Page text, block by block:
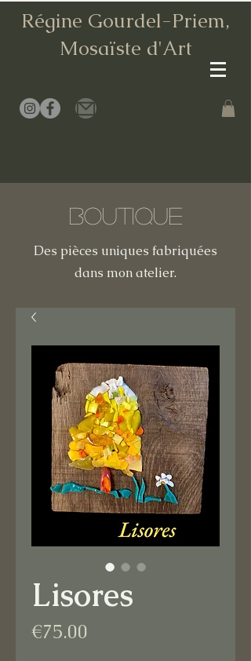
Régine Gourdel-Priem,
Mosaïste d'Art
Boutique
Des pièces uniques fabriquées
dans mon atelier.
Lisores
€75.00